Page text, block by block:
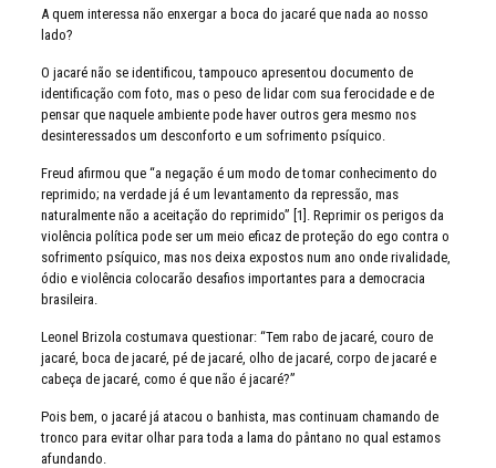
A quem interessa não enxergar a boca do jacaré que nada ao nosso
lado?
O jacaré não se identificou, tampouco apresentou documento de
identificação com foto, mas o peso de lidar com sua ferocidade e de
pensar que naquele ambiente pode haver outros gera mesmo nos
desinteressados um desconforto e um sofrimento psíquico.
Freud afirmou que “a negação é um modo de tomar conhecimento do
reprimido; na verdade já é um levantamento da repressão, mas
naturalmente não a aceitação do reprimido” [1]. Reprimir os perigos da
violência política pode ser um meio eficaz de proteção do ego contra o
sofrimento psíquico, mas nos deixa expostos num ano onde rivalidade,
ódio e violência colocarão desafios importantes para a democracia
brasileira.
Leonel Brizola costumava questionar: “Tem rabo de jacaré, couro de
jacaré, boca de jacaré, pé de jacaré, olho de jacaré, corpo de jacaré e
cabeça de jacaré, como é que não é jacaré?”
Pois bem, o jacaré já atacou o banhista, mas continuam chamando de
tronco para evitar olhar para toda a lama do pântano no qual estamos
afundando.